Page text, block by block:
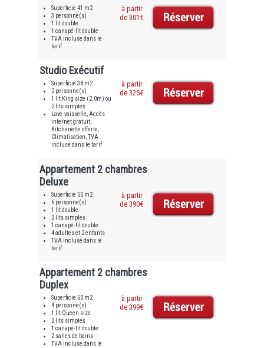
Superficie 41 m2
3 personne(s)
1 lit double
1 canapé-lit double
TVA incluse dans le
tarif
à partir
de 301€
Studio Exécutif
Superficie 38 m2
2 personne(s)
1 lit King size (2.0m) ou
2 lits simples
Lave-vaisselle, Accès
internet gratuit,
Kitchenette offerte,
Climatisation, TVA
incluse dans le tarif
à partir
de 325€
Appartement 2 chambres
Deluxe
Superficie 55 m2
6 personne(s)
1 lit double
2 lits simples
1 canapé-lit double
4 adultes et 2 enfants
TVA incluse dans le
tarif
à partir
de 390€
Appartement 2 chambres
Duplex
Superficie 60 m2
4 personne(s)
1 lit Queen size
2 lits simples
1 canapé-lit double
2 salles de bains
TVA incluse dans le
à partir
de 399€